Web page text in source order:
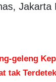
Jakarta
geleng
tak